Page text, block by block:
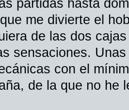
partidas hasta
me divierte el
de las dos
sensaciones.
con el
de la que no he